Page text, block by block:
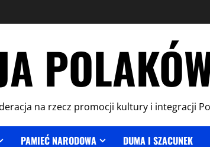
na rzecz promocji kultury i integracji
PAMIEĆ NARODOWA DUMA I SZACUNEK